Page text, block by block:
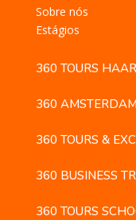
Sobre nós
Estágios
360 TOURS
360
360 TOURS &
360 BUSINESS
360 TOURS